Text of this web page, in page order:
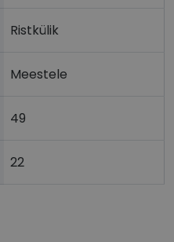
Ristkülik
Meestele
49
22